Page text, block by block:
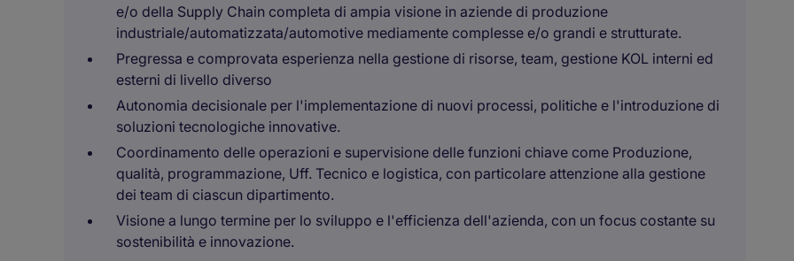
e/o della Supply Chain completa di ampia visione in aziende di produzione
industriale/automatizzata/automotive mediamente complesse e/o grandi e strutturate.
Pregressa e comprovata esperienza nella gestione di risorse, team, gestione KOL interni ed
esterni di livello diverso
Autonomia decisionale per l'implementazione di nuovi processi, politiche e l'introduzione di
soluzioni tecnologiche innovative.
Coordinamento delle operazioni e supervisione delle funzioni chiave come Produzione,
qualità, programmazione, Uff. Tecnico e logistica, con particolare attenzione alla gestione
dei team di ciascun dipartimento.
Visione a lungo termine per lo sviluppo e l'efficienza dell'azienda, con un focus costante su
sostenibilità e innovazione.